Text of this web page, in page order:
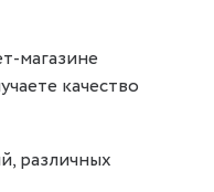
магазине
качество
различных